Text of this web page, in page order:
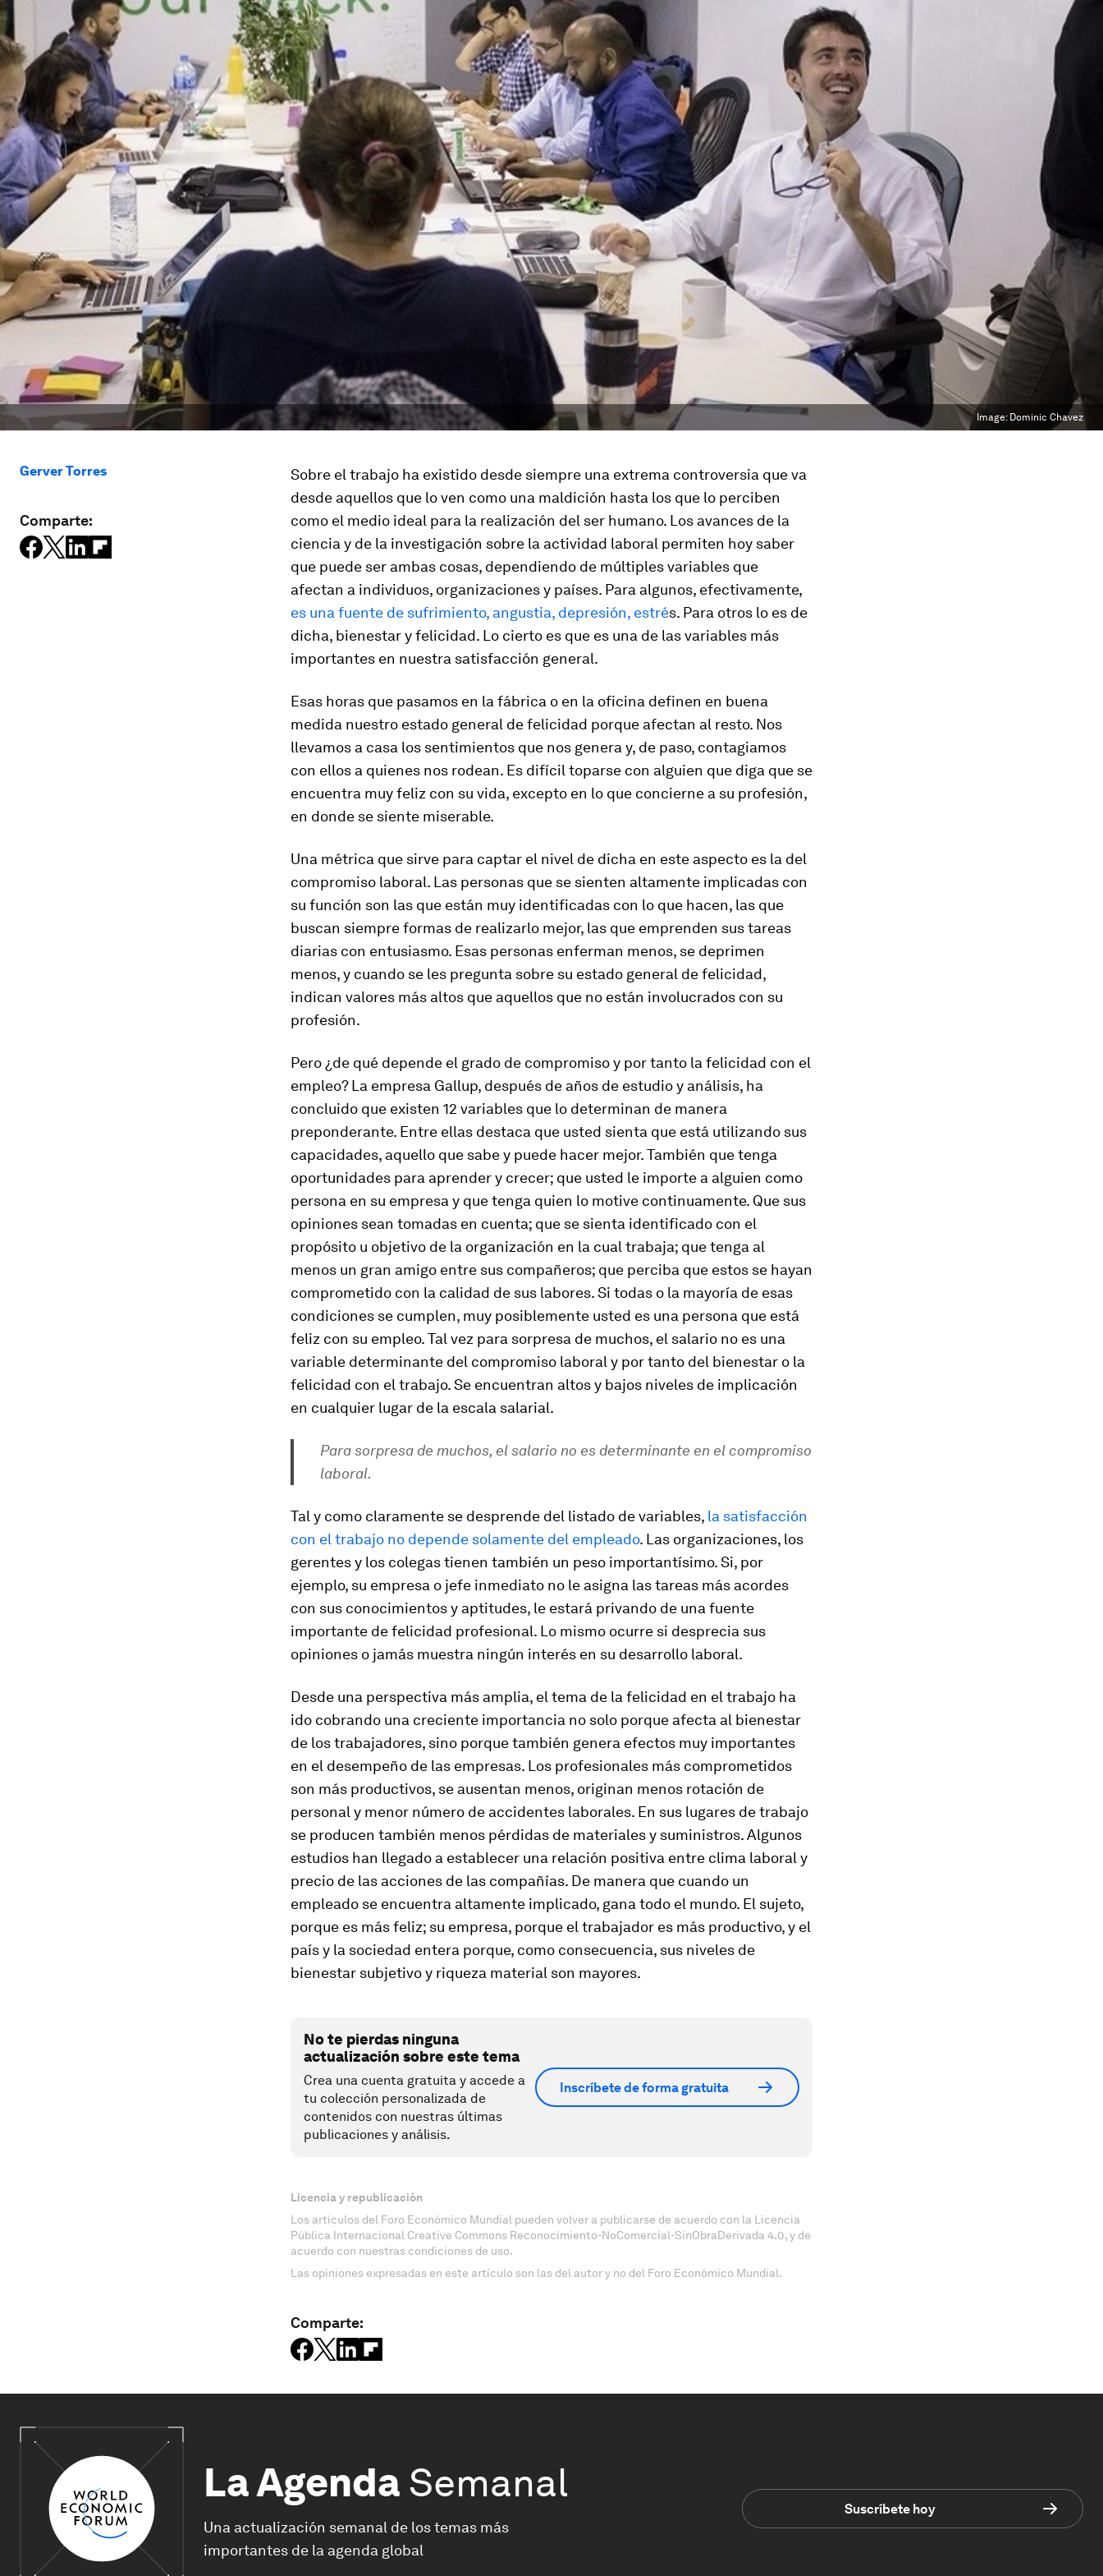
Image: Dominic Chavez
Gerver Torres
Comparte:
Sobre el trabajo ha existido desde siempre una extrema controversia que va
desde aquellos que lo ven como una maldición hasta los que lo perciben
como el medio ideal para la realización del ser humano. Los avances de la
ciencia y de la investigación sobre la actividad laboral permiten hoy saber
que puede ser ambas cosas, dependiendo de múltiples variables que
afectan a individuos, organizaciones y países. Para algunos, efectivamente,
es una fuente de sufrimiento, angustia, depresión, estrés. Para otros lo es de
dicha, bienestar y felicidad. Lo cierto es que es una de las variables más
importantes en nuestra satisfacción general.
Esas horas que pasamos en la fábrica o en la oficina definen en buena
medida nuestro estado general de felicidad porque afectan al resto. Nos
llevamos a casa los sentimientos que nos genera y, de paso, contagiamos
con ellos a quienes nos rodean. Es difícil toparse con alguien que diga que se
encuentra muy feliz con su vida, excepto en lo que concierne a su profesión,
en donde se siente miserable.
Una métrica que sirve para captar el nivel de dicha en este aspecto es la del
compromiso laboral. Las personas que se sienten altamente implicadas con
su función son las que están muy identificadas con lo que hacen, las que
buscan siempre formas de realizarlo mejor, las que emprenden sus tareas
diarias con entusiasmo. Esas personas enferman menos, se deprimen
menos, y cuando se les pregunta sobre su estado general de felicidad,
indican valores más altos que aquellos que no están involucrados con su
profesión.
Pero ¿de qué depende el grado de compromiso y por tanto la felicidad con el
empleo? La empresa Gallup, después de años de estudio y análisis, ha
concluido que existen 12 variables que lo determinan de manera
preponderante. Entre ellas destaca que usted sienta que está utilizando sus
capacidades, aquello que sabe y puede hacer mejor. También que tenga
oportunidades para aprender y crecer; que usted le importe a alguien como
persona en su empresa y que tenga quien lo motive continuamente. Que sus
opiniones sean tomadas en cuenta; que se sienta identificado con el
propósito u objetivo de la organización en la cual trabaja; que tenga al
menos un gran amigo entre sus compañeros; que perciba que estos se hayan
comprometido con la calidad de sus labores. Si todas o la mayoría de esas
condiciones se cumplen, muy posiblemente usted es una persona que está
feliz con su empleo. Tal vez para sorpresa de muchos, el salario no es una
variable determinante del compromiso laboral y por tanto del bienestar o la
felicidad con el trabajo. Se encuentran altos y bajos niveles de implicación
en cualquier lugar de la escala salarial.
Para sorpresa de muchos, el salario no es determinante en el compromiso
laboral.
Tal y como claramente se desprende del listado de variables, la satisfacción
con el trabajo no depende solamente del empleado. Las organizaciones, los
gerentes y los colegas tienen también un peso importantísimo. Si, por
ejemplo, su empresa o jefe inmediato no le asigna las tareas más acordes
con sus conocimientos y aptitudes, le estará privando de una fuente
importante de felicidad profesional. Lo mismo ocurre si desprecia sus
opiniones o jamás muestra ningún interés en su desarrollo laboral.
Desde una perspectiva más amplia, el tema de la felicidad en el trabajo ha
ido cobrando una creciente importancia no solo porque afecta al bienes­tar
de los trabajadores, sino porque también genera efectos muy importantes
en el desempeño de las empresas. Los profesionales más comprometidos
son más productivos, se ausentan menos, originan menos rotación de
personal y menor número de accidentes laborales. En sus lugares de trabajo
se producen también menos pérdidas de materiales y suministros. Algunos
estudios han llegado a establecer una relación positiva entre clima laboral y
precio de las acciones de las compañías. De manera que cuando un
empleado se encuentra altamente implicado, gana todo el mundo. El sujeto,
porque es más feliz; su empresa, porque el trabajador es más productivo, y el
país y la sociedad entera porque, como consecuencia, sus niveles de
bienestar subjetivo y riqueza material son mayores.
No te pierdas ninguna
actualización sobre este tema
Crea una cuenta gratuita y accede a
tu colección personalizada de
contenidos con nuestras últimas
publicaciones y análisis.
Inscríbete de forma gratuita
Licencia y republicación
Los artículos del Foro Económico Mundial pueden volver a publicarse de acuerdo con la Licencia
Pública Internacional Creative Commons Reconocimiento-NoComercial-SinObraDerivada 4.0, y de
acuerdo con nuestras condiciones de uso.
Las opiniones expresadas en este artículo son las del autor y no del Foro Económico Mundial.
Comparte:
La Agenda Semanal
Una actualización semanal de los temas más
importantes de la agenda global
Suscríbete hoy